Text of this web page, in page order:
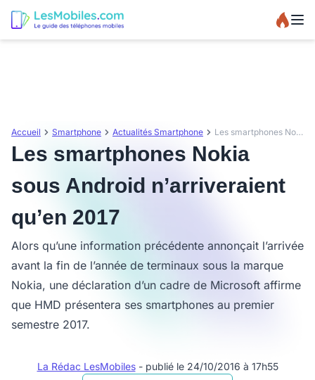
Accueil Smartphone Actualités Smartphone Les smartphones Nokia sous Android n’arriveraient qu’en 2017
Les smartphones Nokia
sous Android n’arriveraient
qu’en 2017
Alors qu’une information précédente annonçait l’arrivée
avant la fin de l’année de terminaux sous la marque
Nokia, une déclaration d’un cadre de Microsoft affirme
que HMD présentera ses smartphones au premier
semestre 2017.
La Rédac LesMobiles - publié le 24/10/2016 à 17h55